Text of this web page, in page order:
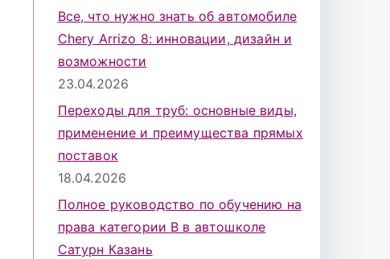
Все, что нужно знать об автомобиле
Chery Arrizo 8: инновации, дизайн и
возможности
23.04.2026
Переходы для труб: основные виды,
применение и преимущества прямых
поставок
18.04.2026
Полное руководство по обучению на
права категории B в автошколе
Сатурн Казань